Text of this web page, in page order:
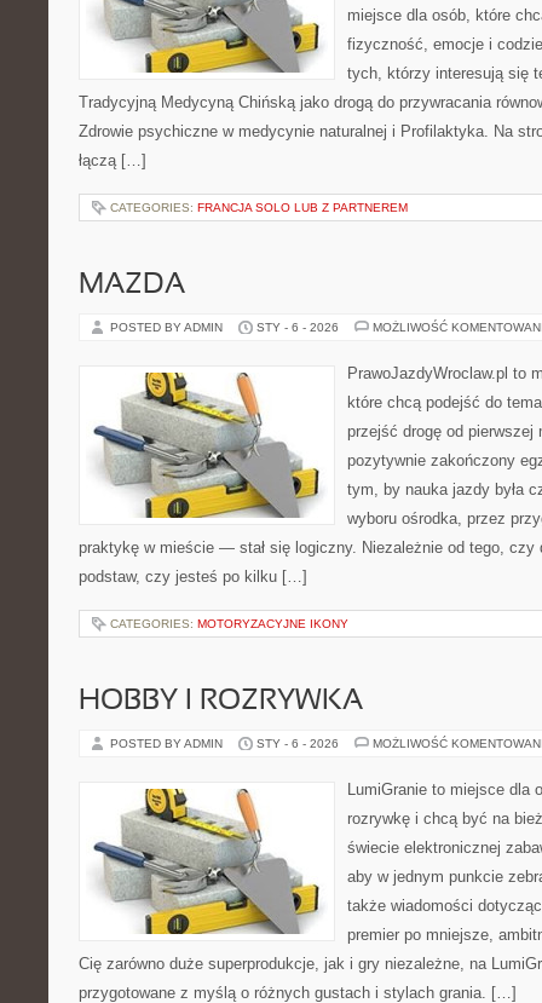
miejsce dla osób, które
fizyczność, emocje i
tych, którzy interesują się
Tradycyjną Medycyną Chińską jako drogą do przywracania
Zdrowie psychiczne w medycynie naturalnej i Profilaktyka. Na
łączą […]
CATEGORIES: FRANCJA SOLO LUB Z PARTNEREM
MAZDA
POSTED BY ADMIN STY - 6 - 2026 MOŻLIWOŚĆ
PrawoJazdyWroclaw.pl to
które chcą podejść do
przejść drogę od pierwszej
pozytywnie zakończony
tym, by nauka jazdy była
wyboru ośrodka, przez
praktykę w mieście — stał się logiczny. Niezależnie od tego,
podstaw, czy jesteś po kilku […]
CATEGORIES: MOTORYZACYJNE IKONY
HOBBY I ROZRYWKA
POSTED BY ADMIN STY - 6 - 2026 MOŻLIWOŚĆ
LumiGranie to miejsce dla
rozrywkę i chcą być na
świecie elektronicznej
aby w jednym punkcie
także wiadomości
premier po mniejsze,
Cię zarówno duże superprodukcje, jak i gry niezależne, na
przygotowane z myślą o różnych gustach i stylach grania. […]